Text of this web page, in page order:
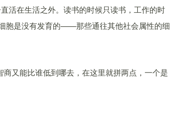
活在生活之外。读书的时候只读书，工作的时
胞是没有发育的——那些通往其他社会属性的细
又能比谁低到哪去，在这里就拼两点，一个是